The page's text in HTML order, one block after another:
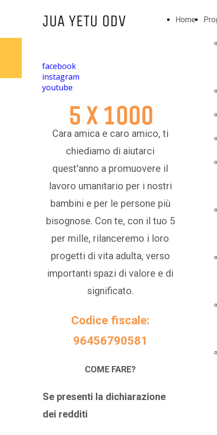
Home
JUA YETU ODV
facebook
instagram
youtube
5 X 1000
Cara amica e caro amico, ti
chiediamo di aiutarci
quest'anno a promuovere il
lavoro umanitario per i nostri
bambini e per le persone più
bisognose. Con te, con il tuo 5
per mille, rilanceremo i loro
progetti di vita adulta, verso
importanti spazi di valore e di
significato.
Codice fiscale:
96456790581
COME FARE?
Se presenti la dichiarazione
dei redditi